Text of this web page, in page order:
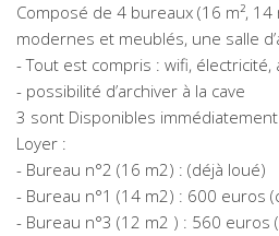
Composé de 4 bureaux (16 m², 14
modernes et meublés, une salle
- Tout est compris : wifi, électricité,
- possibilité d’archiver à la cave
3 sont Disponibles immédiatement
Loyer :
- Bureau n°2 (16 m2) : (déjà loué)
- Bureau n°1 (14 m2) : 600 euros
- Bureau n°3 (12 m2 ) : 560 euros